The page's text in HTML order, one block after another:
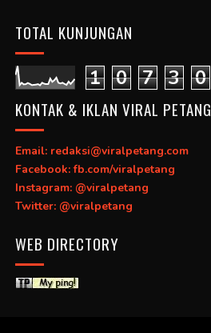
TOTAL KUNJUNGAN
1 0 7 3 0
KONTAK & IKLAN VIRAL PETANG
Email: redaksi@viralpetang.com
Facebook: fb.com/viralpetang
Instagram: @viralpetang
Twitter: @viralpetang
WEB DIRECTORY